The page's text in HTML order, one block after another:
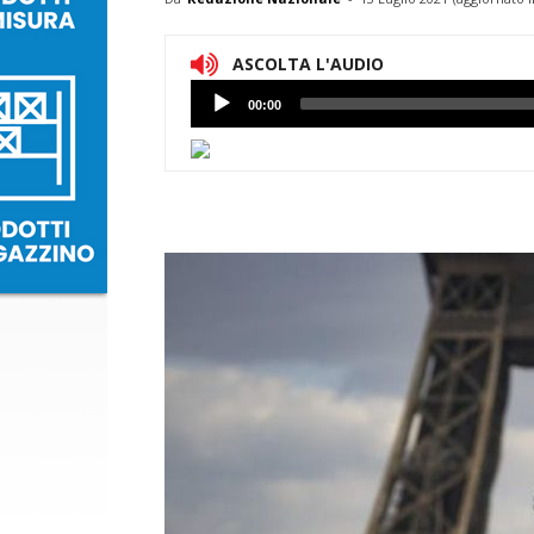
ASCOLTA L'AUDIO
Lettore
Audio
00:00